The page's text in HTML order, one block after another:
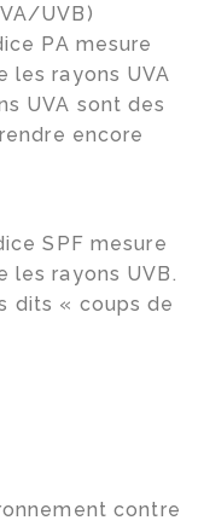
UVB)
PA mesure
les rayons UVA
UVA sont des
encore
SPF mesure
les rayons UVB.
dits « coups de
contre